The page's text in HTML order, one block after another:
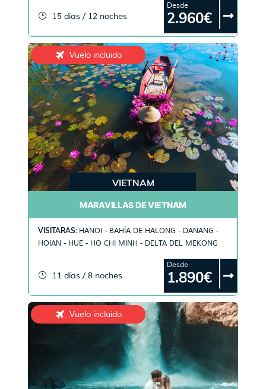
15 días / 12 noches
Desde
2.960€
Vuelo incluido
VIETNAM
MARAVILLAS DE VIETNAM
VISITARAS: HANOI - BAHÍA DE HALONG - DANANG -
HOIAN - HUE - HO CHI MINH - DELTA DEL MEKONG
11 días / 8 noches
Desde
1.890€
Vuelo incluido